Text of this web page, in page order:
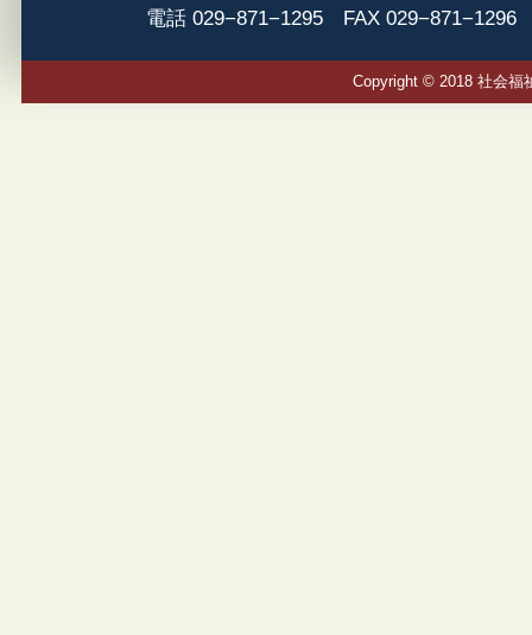
電話 029−871−1295 FAX 029−871−1296
Copyright © 2018 社会福